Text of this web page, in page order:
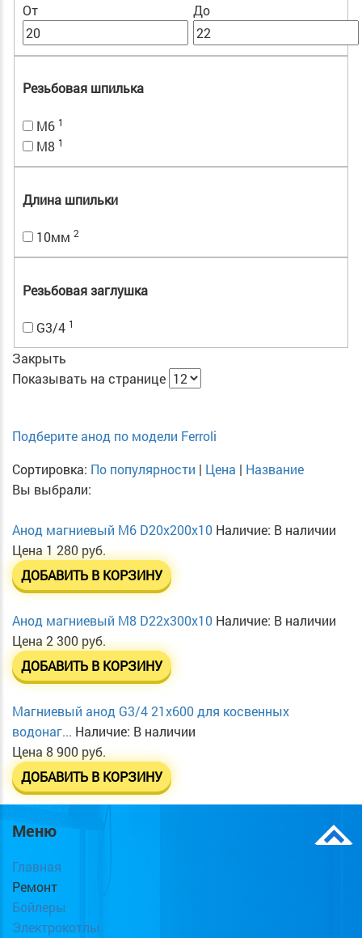
От До
Резьбовая шпилька
M6 1
M8 1
Длина шпильки
10мм 2
Резьбовая заглушка
G3/4 1
Закрыть
Показывать на странице
Подберите анод по модели Ferroli
Сортировка: По популярности | Цена | Название
Вы выбрали:
Анод магниевый М6 D20х200х10 Наличие: В наличии
Цена 1 280 руб.
ДОБАВИТЬ В КОРЗИНУ
Анод магниевый М8 D22х300х10 Наличие: В наличии
Цена 2 300 руб.
ДОБАВИТЬ В КОРЗИНУ
Магниевый анод G3/4 21х600 для косвенных
водонаг... Наличие: В наличии
Цена 8 900 руб.
ДОБАВИТЬ В КОРЗИНУ
Меню
Главная
Ремонт
Бойлеры
Электрокотлы